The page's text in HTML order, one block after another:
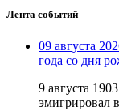
Лента событий
09 августа
года со дня
9 августа
эмигрировал